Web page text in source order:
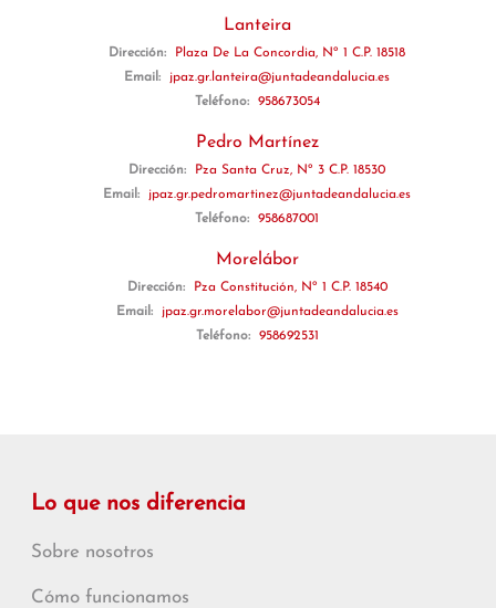
Lanteira
Dirección:
Plaza De La Concordia, Nº 1 C.P. 18518
Email:
jpaz.gr.lanteira@juntadeandalucia.es
Teléfono:
958673054
Pedro Martínez
Dirección:
Pza Santa Cruz, Nº 3 C.P. 18530
Email:
jpaz.gr.pedromartinez@juntadeandalucia.es
Teléfono:
958687001
Morelábor
Dirección:
Pza Constitución, Nº 1 C.P. 18540
Email:
jpaz.gr.morelabor@juntadeandalucia.es
Teléfono:
958692531
Lo que nos diferencia
Sobre nosotros
Cómo funcionamos